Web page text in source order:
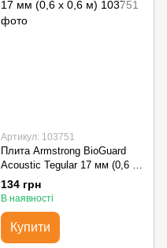
Артикул: 103751
Плита Armstrong BioGuard
Acoustic Tegular 17 мм (0,6 х
0,6 м)
134 грн
В наявності
Купити